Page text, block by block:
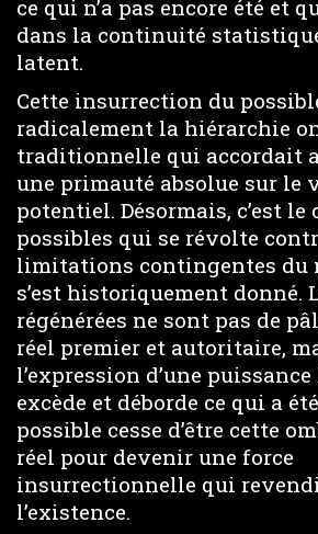
ce qui n’a pas encore été et
dans la continuité statistique
latent.
Cette insurrection du
radicalement la hiérarchie
traditionnelle qui accordait
une primauté absolue sur le
potentiel. Désormais, c’est le
possibles qui se révolte
limitations contingentes du
s’est historiquement donné.
régénérées ne sont pas de
réel premier et autoritaire,
l’expression d’une
excède et déborde ce qui a
possible cesse d’être cette
réel pour devenir une force
insurrectionnelle qui
l’existence.